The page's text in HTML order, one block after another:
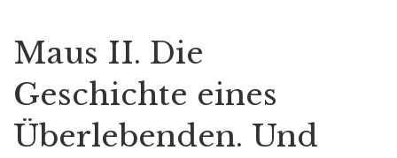
Maus II. Die
Geschichte eines
Überlebenden. Und